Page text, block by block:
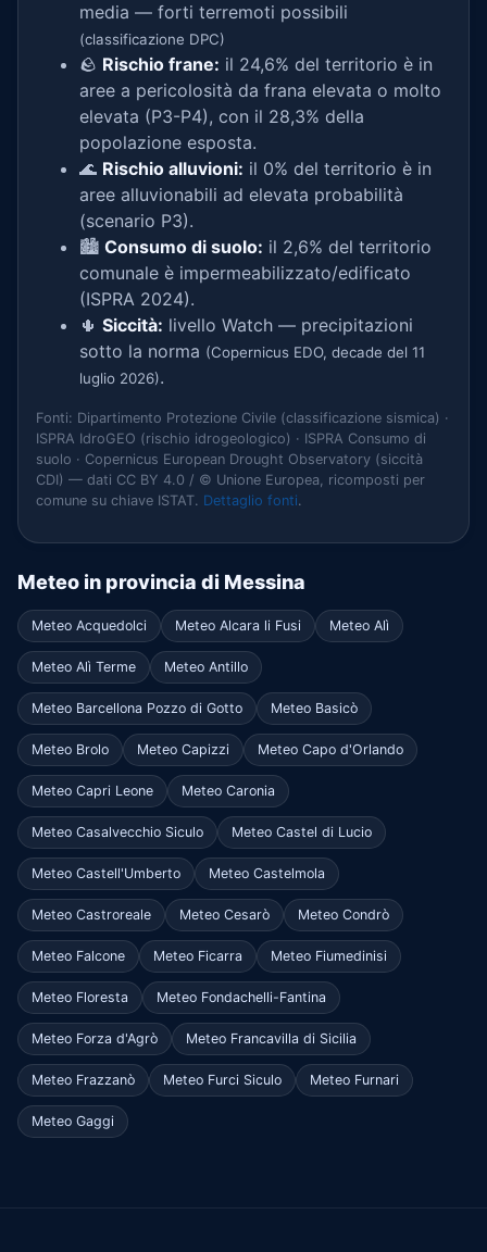
media — forti terremoti possibili
(classificazione DPC)
🪨 Rischio frane: il 24,6% del territorio è in
aree a pericolosità da frana elevata o molto
elevata (P3-P4), con il 28,3% della
popolazione esposta.
🌊 Rischio alluvioni: il 0% del territorio è in
aree alluvionabili ad elevata probabilità
(scenario P3).
🏙️ Consumo di suolo: il 2,6% del territorio
comunale è impermeabilizzato/edificato
(ISPRA 2024).
🌵 Siccità: livello Watch — precipitazioni
sotto la norma (Copernicus EDO, decade del 11
luglio 2026).
Fonti: Dipartimento Protezione Civile (classificazione sismica) ·
ISPRA IdroGEO (rischio idrogeologico) · ISPRA Consumo di
suolo · Copernicus European Drought Observatory (siccità
CDI) — dati CC BY 4.0 / © Unione Europea, ricomposti per
comune su chiave ISTAT. Dettaglio fonti.
Meteo in provincia di Messina
Meteo Acquedolci Meteo Alcara li Fusi Meteo Alì
Meteo Alì Terme Meteo Antillo
Meteo Barcellona Pozzo di Gotto Meteo Basicò
Meteo Brolo Meteo Capizzi Meteo Capo d'Orlando
Meteo Capri Leone Meteo Caronia
Meteo Casalvecchio Siculo Meteo Castel di Lucio
Meteo Castell'Umberto Meteo Castelmola
Meteo Castroreale Meteo Cesarò Meteo Condrò
Meteo Falcone Meteo Ficarra Meteo Fiumedinisi
Meteo Floresta Meteo Fondachelli-Fantina
Meteo Forza d'Agrò Meteo Francavilla di Sicilia
Meteo Frazzanò Meteo Furci Siculo Meteo Furnari
Meteo Gaggi